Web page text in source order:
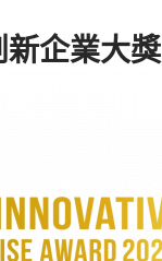
新企業大獎